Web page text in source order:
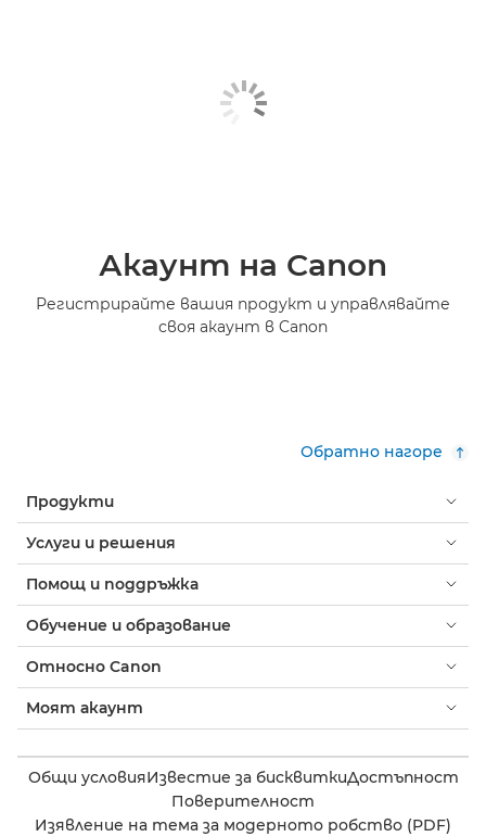
Акаунт на Canon
Регистрирайте вашия продукт и управлявайте
своя акаунт в Canon
Обратно нагоре
Продукти
Услуги и решения
Помощ и поддръжка
Обучение и образование
Относно Canon
Моят акаунт
Общи условияИзвестие за бисквиткиДостъпност
Поверителност
Изявление на тема за модерното робство (PDF)